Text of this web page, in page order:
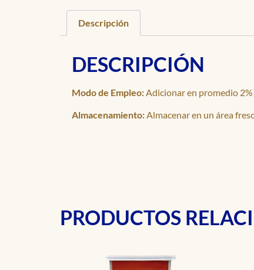
Descripción
DESCRIPCIÓN
Modo de Empleo: Adicionar en promedio
Almacenamiento:Almacenar en un área
PRODUCTOS